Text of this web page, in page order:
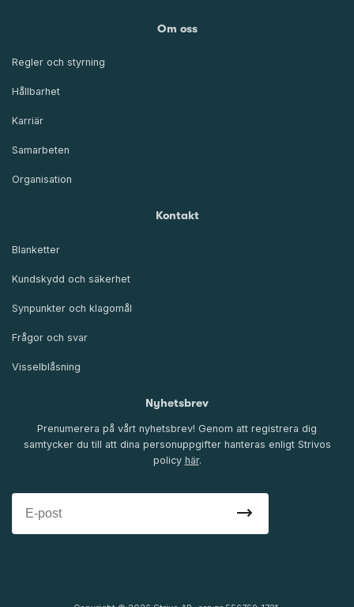
Om oss
Regler och styrning
Hållbarhet
Karriär
Samarbeten
Organisation
Kontakt
Blanketter
Kundskydd och säkerhet
Synpunkter och klagomål
Frågor och svar
Visselblåsning
Nyhetsbrev
Prenumerera på vårt nyhetsbrev! Genom att registrera dig
samtycker du till att dina personuppgifter hanteras enligt Strivos
policy här.